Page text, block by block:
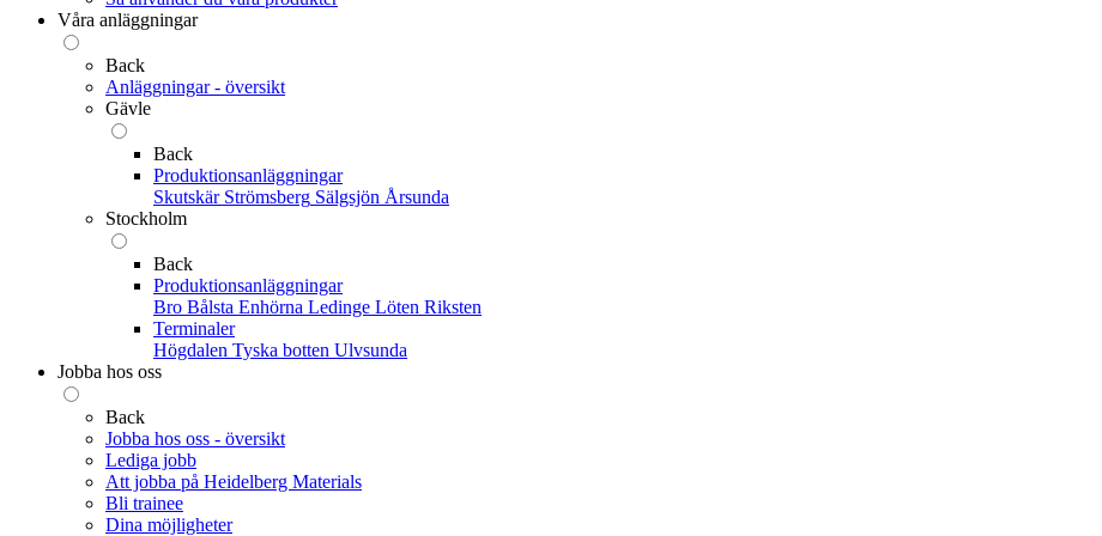
Våra anläggningar
Back
Anläggningar - översikt
Gävle
Back
Produktionsanläggningar
Skutskär Strömsberg Sälgsjön Årsunda
Stockholm
Back
Produktionsanläggningar
Bro Bålsta Enhörna Ledinge Löten Riksten
Terminaler
Högdalen Tyska botten Ulvsunda
Jobba hos oss
Back
Jobba hos oss - översikt
Lediga jobb
Att jobba på Heidelberg Materials
Bli trainee
Dina möjligheter